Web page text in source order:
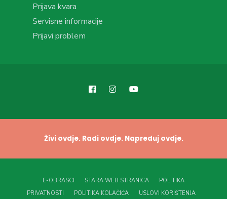
Prijava kvara
Servisne informacije
Prijavi problem
Živi ovdje. Radi ovdje. Napreduj ovdje.
E-OBRASCI STARA WEB STRANICA
POLITIKA
PRIVATNOSTI
POLITIKA KOLAČIĆA USLOVI KORIŠTENJA